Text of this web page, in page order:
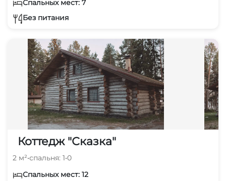
Спальных мест: 7
Без питания
Коттедж "Сказка"
2 м²•спальня: 1•0
Спальных мест: 12